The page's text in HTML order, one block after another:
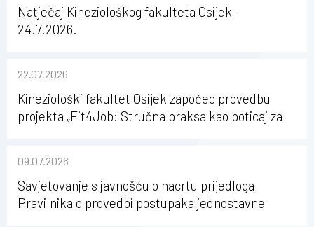
Natječaj Kineziološkog fakulteta Osijek –
24.7.2026.
22.07.2026
Kineziološki fakultet Osijek započeo provedbu
projekta „Fit4Job: Stručna praksa kao poticaj za
09.07.2026
Savjetovanje s javnošću o nacrtu prijedloga
Pravilnika o provedbi postupaka jednostavne